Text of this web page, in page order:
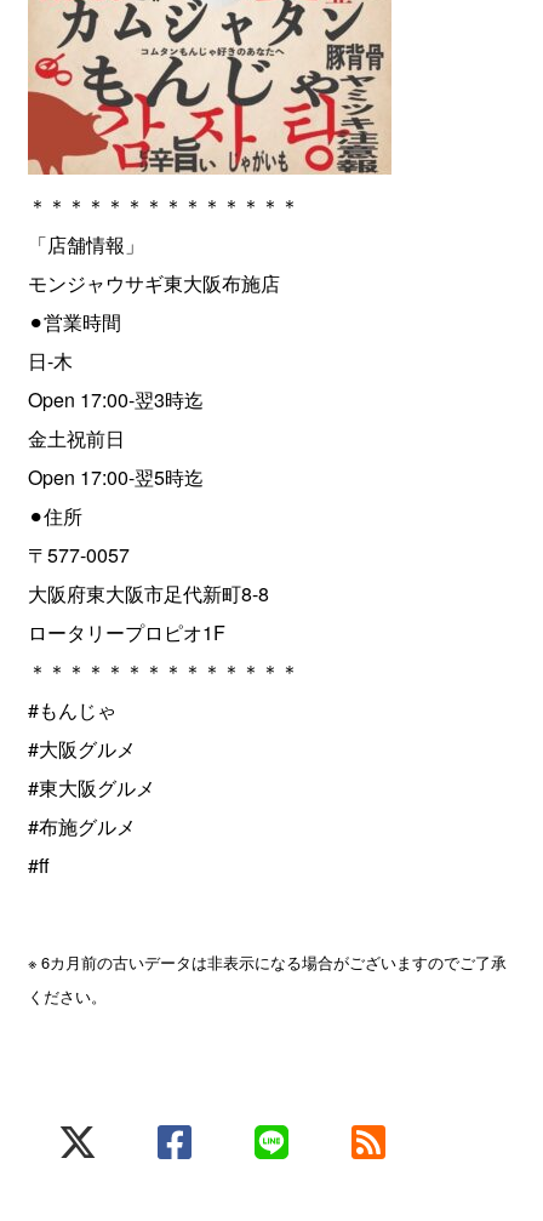
＊＊＊＊＊＊＊＊＊＊＊＊＊＊
「店舗情報」
モンジャウサギ東大阪布施店
⚫︎営業時間
日-木
Open 17:00-翌3時迄
金土祝前日
Open 17:00-翌5時迄
⚫︎住所
〒577-0057
大阪府東大阪市足代新町8-8
ロータリープロピオ1F
＊＊＊＊＊＊＊＊＊＊＊＊＊＊
#もんじゃ
#大阪グルメ
#東大阪グルメ
#布施グルメ
#ff
※ 6カ月前の古いデータは非表示になる場合がございますのでご了承
ください。